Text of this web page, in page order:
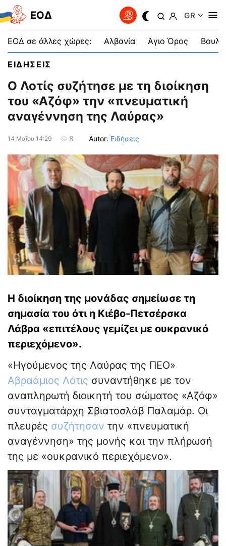
EOΔ GR
ΕΟΔ σε άλλες χώρες: Αλβανία Άγιο Όρος
ΕΙΔΗΣΕΙΣ
Ο Λοτίς συζήτησε με τη διοίκηση
του «Αζόφ» την «πνευματική
αναγέννηση της Λαύρας»
14 Μαΐου 14:29 8 Autor: Ειδήσεις
Η διοίκηση της μονάδας σημείωσε τη
σημασία του ότι η Κιέβο-Πετσέρσκα
Λάβρα «επιτέλους γεμίζει με ουκρανικό
περιεχόμενο».
«Ηγούμενος της Λαύρας της ΠΕΟ»
Αβραάμιος Λότις συναντήθηκε με τον
αναπληρωτή διοικητή του σώματος «Αζόφ»
συνταγματάρχη Σβιατοσλάβ Παλαμάρ. Οι
πλευρές συζήτησαν την «πνευματική
αναγέννηση» της μονής και την πλήρωσή
της με «ουκρανικό περιεχόμενο».